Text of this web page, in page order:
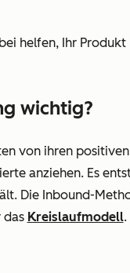
helfen, Ihr Produkt
wichtig?
von ihren positiven
anziehen. Es
Die Inbound-
das Kreislaufmodell.